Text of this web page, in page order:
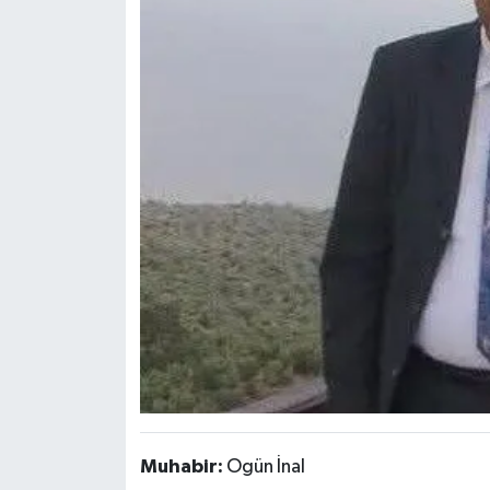
Muhabir: Ogün İnal